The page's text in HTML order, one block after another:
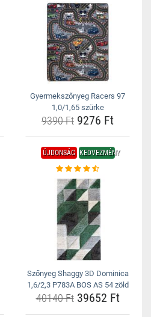
Gyermekszőnyeg Racers 97
1,0/1,65 szürke
9390 Ft 9276 Ft
ÚJDONSÁG KEDVEZMÉNY
Szőnyeg Shaggy 3D Dominica
1,6/2,3 P783A BOS AS 54 zöld
40140 Ft39652 Ft